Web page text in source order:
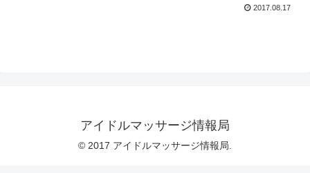
2017.08.17
アイドルマッサージ情報局
© 2017 アイドルマッサージ情報局.